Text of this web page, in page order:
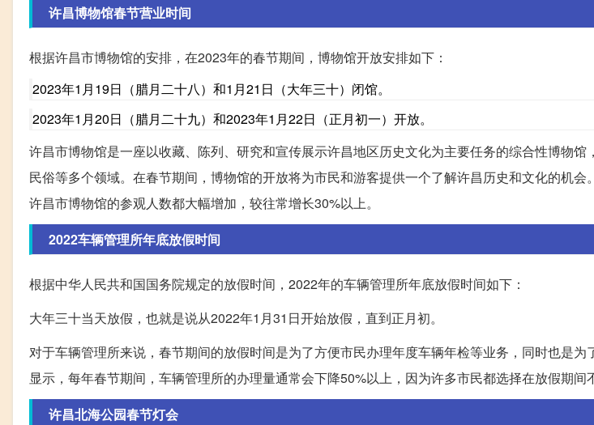
许昌博物馆春节营业时间
根据许昌市博物馆的安排，在2023年的春节期间，博物馆开放安排如下：
2023年1月19日（腊月二十八）和1月21日（大年三十）闭馆。
2023年1月20日（腊月二十九）和2023年1月22日（正月初一）开放。
许昌市博物馆是一座以收藏、陈列、研究和宣传展示许昌地区历史文化为主要任务的综合性博物馆
民俗等多个领域。在春节期间，博物馆的开放将为市民和游客提供一个了解许昌历史和文化的机会
许昌市博物馆的参观人数都大幅增加，较往常增长30%以上。
2022车辆管理所年底放假时间
根据中华人民共和国国务院规定的放假时间，2022年的车辆管理所年底放假时间如下：
大年三十当天放假，也就是说从2022年1月31日开始放假，直到正月初。
对于车辆管理所来说，春节期间的放假时间是为了方便市民办理年度车辆年检等业务，同时也是
显示，每年春节期间，车辆管理所的办理量通常会下降50%以上，因为许多市民都选择在放假期间
许昌北海公园春节灯会